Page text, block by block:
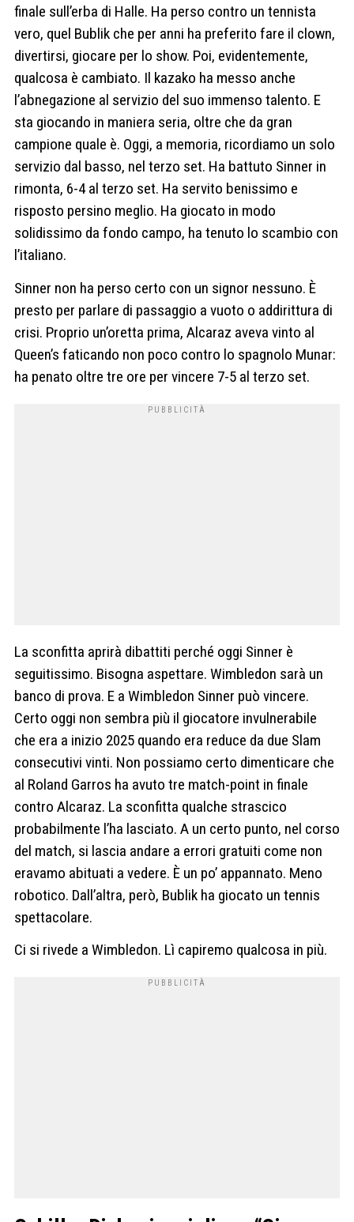
finale sull’erba di Halle. Ha perso contro un tennista
vero, quel Bublik che per anni ha preferito fare il clown,
divertirsi, giocare per lo show. Poi, evidentemente,
qualcosa è cambiato. Il kazako ha messo anche
l’abnegazione al servizio del suo immenso talento. E
sta giocando in maniera seria, oltre che da gran
campione quale è. Oggi, a memoria, ricordiamo un solo
servizio dal basso, nel terzo set. Ha battuto Sinner in
rimonta, 6-4 al terzo set. Ha servito benissimo e
risposto persino meglio. Ha giocato in modo
solidissimo da fondo campo, ha tenuto lo scambio con
l’italiano.
Sinner non ha perso certo con un signor nessuno. È
presto per parlare di passaggio a vuoto o addirittura di
crisi. Proprio un’oretta prima, Alcaraz aveva vinto al
Queen’s faticando non poco contro lo spagnolo Munar:
ha penato oltre tre ore per vincere 7-5 al terzo set.
La sconfitta aprirà dibattiti perché oggi Sinner è
seguitissimo. Bisogna aspettare. Wimbledon sarà un
banco di prova. E a Wimbledon Sinner può vincere.
Certo oggi non sembra più il giocatore invulnerabile
che era a inizio 2025 quando era reduce da due Slam
consecutivi vinti. Non possiamo certo dimenticare che
al Roland Garros ha avuto tre match-point in finale
contro Alcaraz. La sconfitta qualche strascico
probabilmente l’ha lasciato. A un certo punto, nel corso
del match, si lascia andare a errori gratuiti come non
eravamo abituati a vedere. È un po’ appannato. Meno
robotico. Dall’altra, però, Bublik ha giocato un tennis
spettacolare.
Ci si rivede a Wimbledon. Lì capiremo qualcosa in più.